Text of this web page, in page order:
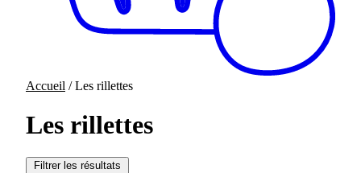
Accueil / Les rillettes
Les rillettes
Filtrer les résultats